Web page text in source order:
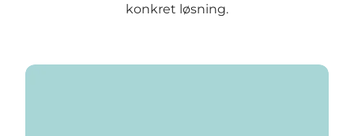
konkret løsning.
5 x hvorfor